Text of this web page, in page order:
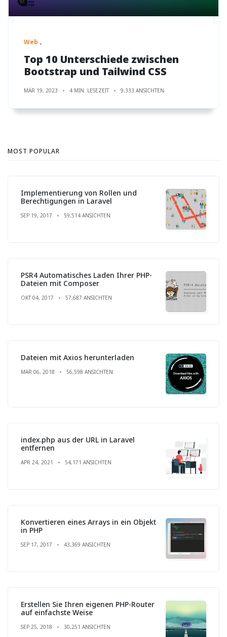
Web
Top 10 Unterschiede zwischen
Bootstrap und Tailwind CSS
MÄR 19, 2023 4 MIN. LESEZEIT 9,333 ANSICHTEN
MOST POPULAR
Implementierung von Rollen und
Berechtigungen in Laravel
SEP 19, 2017 59,514 ANSICHTEN
PSR4 Automatisches Laden Ihrer PHP-
Dateien mit Composer
OKT 04, 2017 57,687 ANSICHTEN
Dateien mit Axios herunterladen
MÄR 06, 2018 56,598 ANSICHTEN
index.php aus der URL in Laravel
entfernen
APR 24, 2021 54,171 ANSICHTEN
Konvertieren eines Arrays in ein Objekt
in PHP
SEP 17, 2017 43,369 ANSICHTEN
Erstellen Sie Ihren eigenen PHP-Router
auf einfachste Weise
SEP 25, 2018 30,251 ANSICHTEN